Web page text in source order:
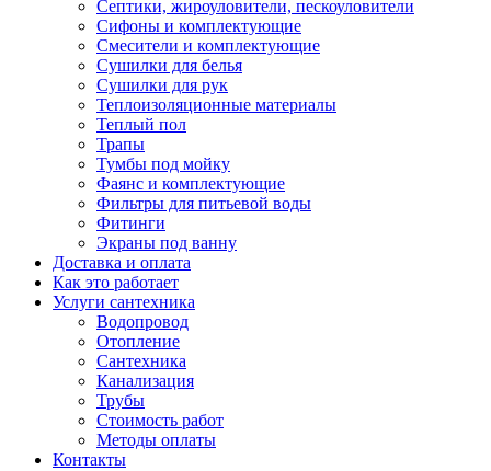
Септики, жироуловители, пескоуловители
Сифоны и комплектующие
Смесители и комплектующие
Сушилки для белья
Сушилки для рук
Теплоизоляционные материалы
Теплый пол
Трапы
Тумбы под мойку
Фаянс и комплектующие
Фильтры для питьевой воды
Фитинги
Экраны под ванну
Доставка и оплата
Как это работает
Услуги сантехника
Водопровод
Отопление
Сантехника
Канализация
Трубы
Стоимость работ
Методы оплаты
Контакты